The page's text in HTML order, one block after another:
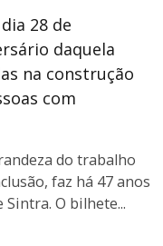
28 de
daquela
na construção
com
do trabalho
faz há 47 anos
Sintra. O bilhete...